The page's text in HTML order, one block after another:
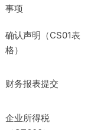
事项
确认声明（CS01表
格）
财务报表提交
企业所得税